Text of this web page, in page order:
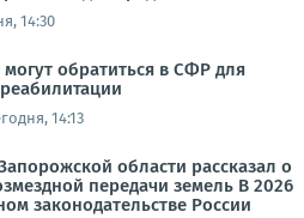
14:30
обратиться в СФР для
14:13
области рассказал о
передачи земель В 2026
законодательстве России